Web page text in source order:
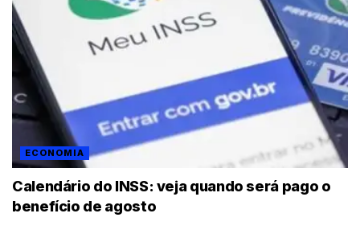
ECONOMIA
Calendário do INSS: veja quando será pago o
benefício de agosto